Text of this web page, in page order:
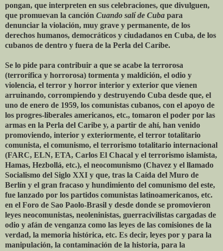
pongan, que interpreten en sus celebraciones, que divulguen,
que promuevan la canción Cuando salí de Cuba para
denunciar la violación, muy grave y permanente, de los
derechos humanos, democráticos y ciudadanos en Cuba, de los
cubanos de dentro y fuera de la Perla del Caríbe.
Se lo pide para contribuir a que se acabe la terrorosa
(terrorífica y horrorosa) tormenta y maldición, el odio y
violencia, el terror y horror interior y exterior que vienen
arruinando, corrompiendo y destruyendo Cuba desde que, el
uno de enero de 1959, los comunistas cubanos, con el apoyo de
los progres-liberales americanos, etc., tomaron el poder por las
armas en la Perla del Caribe y, a partir de ahí, han venido
promoviendo, interior y exteriormente, el terror totalitario
comunista, el comunismo, el terrorismo totalitario internacional
(FARC, ELN, ETA, Carlos El Chacal y el terrorismo islamista,
Hamas, Hezbollá, etc.), el neocomunismo (Chavez y el llamado
Socialismo del Siglo XXI y que, tras la Caída del Muro de
Berlín y el gran fracaso y hundimiento del comunismo del este,
fue lanzado por los partidos comunistas latinoamericanos, etc.
en el Foro de Sao Paolo-Brasil y desde donde se promovieron
leyes neocomunistas, neoleninistas, guerracivilistas cargadas de
odio y afán de venganza como las leyes de las comisiones de la
verdad, la memoria histórica, etc. Es decir, leyes por y para la
manipulación, la contaminación de la historia, para la